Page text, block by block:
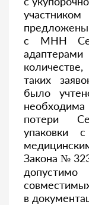
с МНН
таких
было
потери
упаковки
Закона №
в